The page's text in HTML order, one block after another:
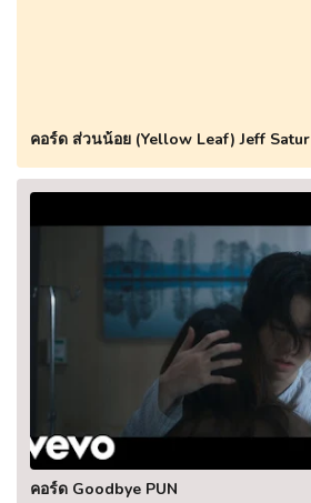
คอร์ด ส่วนน้อย (Yellow Leaf) Jeff Satur
คอร์ด Goodbye PUN